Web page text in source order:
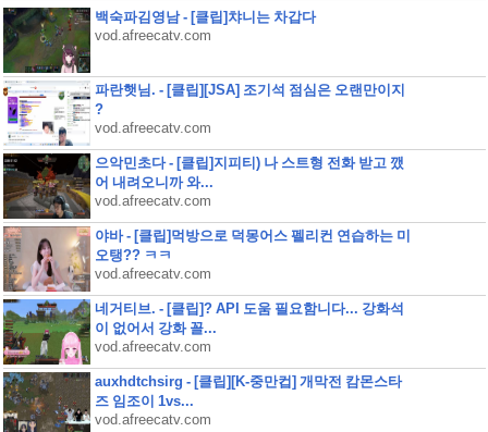
백숙파김영남 - [클립]챠니는 차갑다
vod.afreecatv.com
파란햇님. - [클립][JSA] 조기석 점심은 오랜만이지
?
vod.afreecatv.com
으악민초다 - [클립]지피티) 나 스트형 전화 받고 깼
어 내려오니까 와...
vod.afreecatv.com
야바 - [클립]먹방으로 덕몽어스 펠리컨 연습하는 미
오탱?? ㅋㅋ
vod.afreecatv.com
네거티브. - [클립]? API 도움 필요함니다... 강화석
이 없어서 강화 꼴...
vod.afreecatv.com
auxhdtchsirg - [클립][K-중만컵] 개막전 캄몬스타
즈 임조이 1vs...
vod.afreecatv.com